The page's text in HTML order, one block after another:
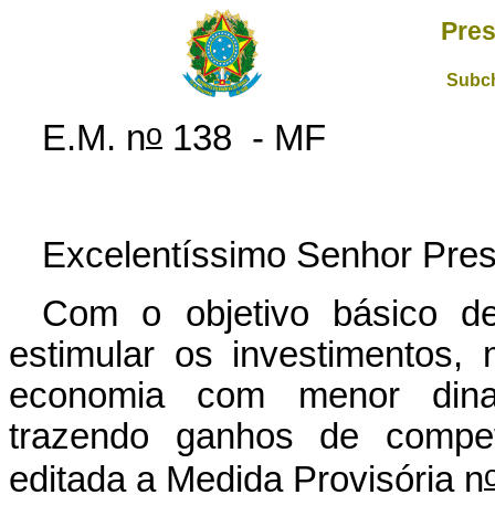
E.M. no 138 - MF
Excelentíssimo Senhor
Com o objetivo básico
estimular os investimentos,
economia com menor
trazendo ganhos de
editada a Medida Provisória n